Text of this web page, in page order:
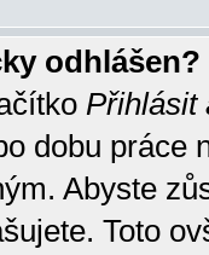
odhlášen?
Přihlásit
dobu práce
Abyste
Toto